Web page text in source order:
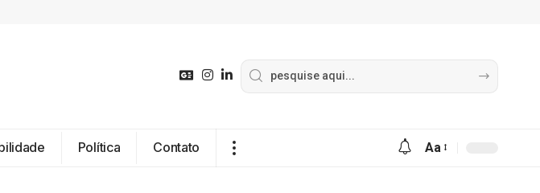
Política Contato Aa